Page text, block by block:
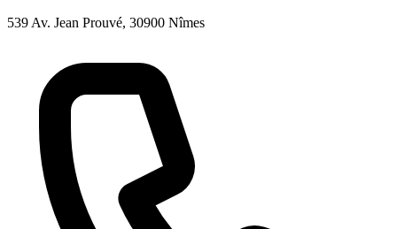
539 Av. Jean Prouvé, 30900 Nîmes